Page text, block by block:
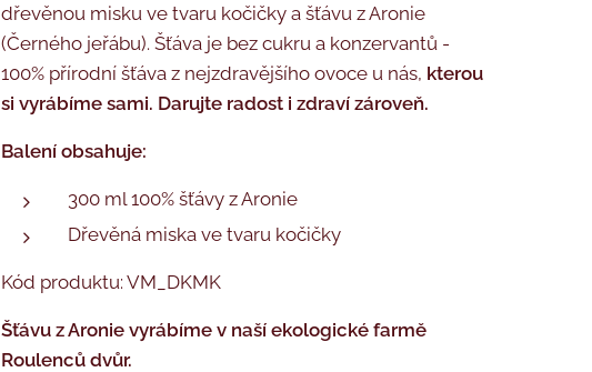
dřevěnou misku ve tvaru kočičky a šťávu z Aronie
(Černého jeřábu). Šťáva je bez cukru a konzervantů -
100% přírodní šťáva z nejzdravějšího ovoce u nás, kterou
si vyrábíme sami. Darujte radost i zdraví zároveň.
Balení obsahuje:
300 ml 100% šťávy z Aronie
Dřevěná miska ve tvaru kočičky
Kód produktu: VM_DKMK
Šťávu z Aronie vyrábíme v naší ekologické farmě
Roulenců dvůr.